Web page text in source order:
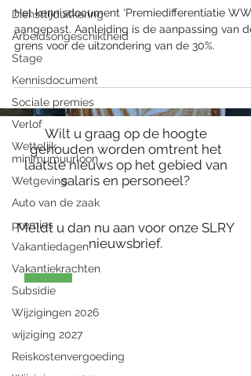
Diensttijduitkering
Arbeidsongeschiktheid
Stage
Kennisdocument
Sociale premies
Verlof
Wettelijk
minimumuurloon
Wetgeving
Auto van de zaak
premies
Vakantiedagen
Vakantiekrachten
Subsidie
Wijzigingen 2026
wijziging 2027
Reiskostenvergoeding
Het kennisdocument ‘Premiedifferentiatie WW’
aangepast. Aanleiding is de aanpassing van de
grens voor de uitzondering van de 30%.
Wilt u graag op de hoogte
gehouden worden omtrent het
laatste nieuws op het gebied van
salaris en personeel?
Meldt u dan nu aan voor onze SLRY
nieuwsbrief.